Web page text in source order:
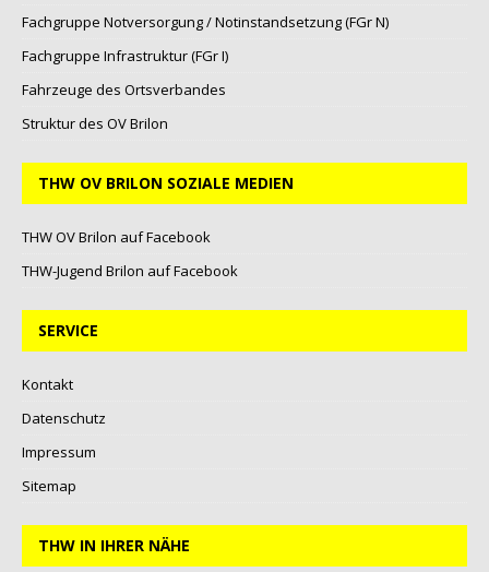
Fachgruppe Notversorgung / Notinstandsetzung (FGr N)
Fachgruppe Infrastruktur (FGr I)
Fahrzeuge des Ortsverbandes
Struktur des OV Brilon
THW OV BRILON SOZIALE MEDIEN
THW OV Brilon auf Facebook
THW-Jugend Brilon auf Facebook
SERVICE
Kontakt
Datenschutz
Impressum
Sitemap
THW IN IHRER NÄHE